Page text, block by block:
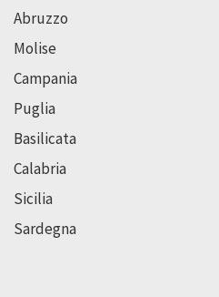
Abruzzo
Molise
Campania
Puglia
Basilicata
Calabria
Sicilia
Sardegna